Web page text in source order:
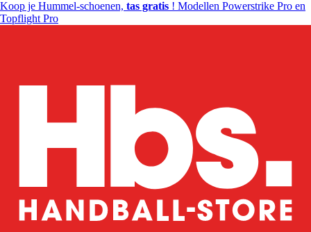
Koop je Hummel-schoenen, tas gratis ! Modellen Powerstrike Pro en
Topflight Pro